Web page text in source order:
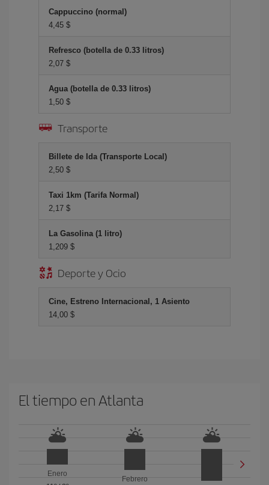
Cappuccino (normal)
4,45 $
Refresco (botella de 0.33 litros)
2,07 $
Agua (botella de 0.33 litros)
1,50 $
Transporte
Billete de Ida (Transporte Local)
2,50 $
Taxi 1km (Tarifa Normal)
2,17 $
La Gasolina (1 litro)
1,209 $
Deporte y Ocio
Cine, Estreno Internacional, 1 Asiento
14,00 $
El tiempo en Atlanta
Enero
Febrero